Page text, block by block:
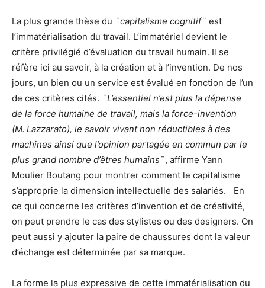
La plus grande thèse du ¨capitalisme cognitif¨ est
l’immatérialisation du travail. L’immatériel devient le
critère privilégié d’évaluation du travail humain. Il se
réfère ici au savoir, à la création et à l’invention. De nos
jours, un bien ou un service est évalué en fonction de l’un
de ces critères cités. ¨L’essentiel n’est plus la dépense
de la force humaine de travail, mais la force-invention
(M. Lazzarato), le savoir vivant non réductibles à des
machines ainsi que l’opinion partagée en commun par le
plus grand nombre d’êtres humains¨, affirme Yann
Moulier Boutang pour montrer comment le capitalisme
s’approprie la dimension intellectuelle des salariés. En
ce qui concerne les critères d’invention et de créativité,
on peut prendre le cas des stylistes ou des designers. On
peut aussi y ajouter la paire de chaussures dont la valeur
d’échange est déterminée par sa marque.
La forme la plus expressive de cette immatérialisation du